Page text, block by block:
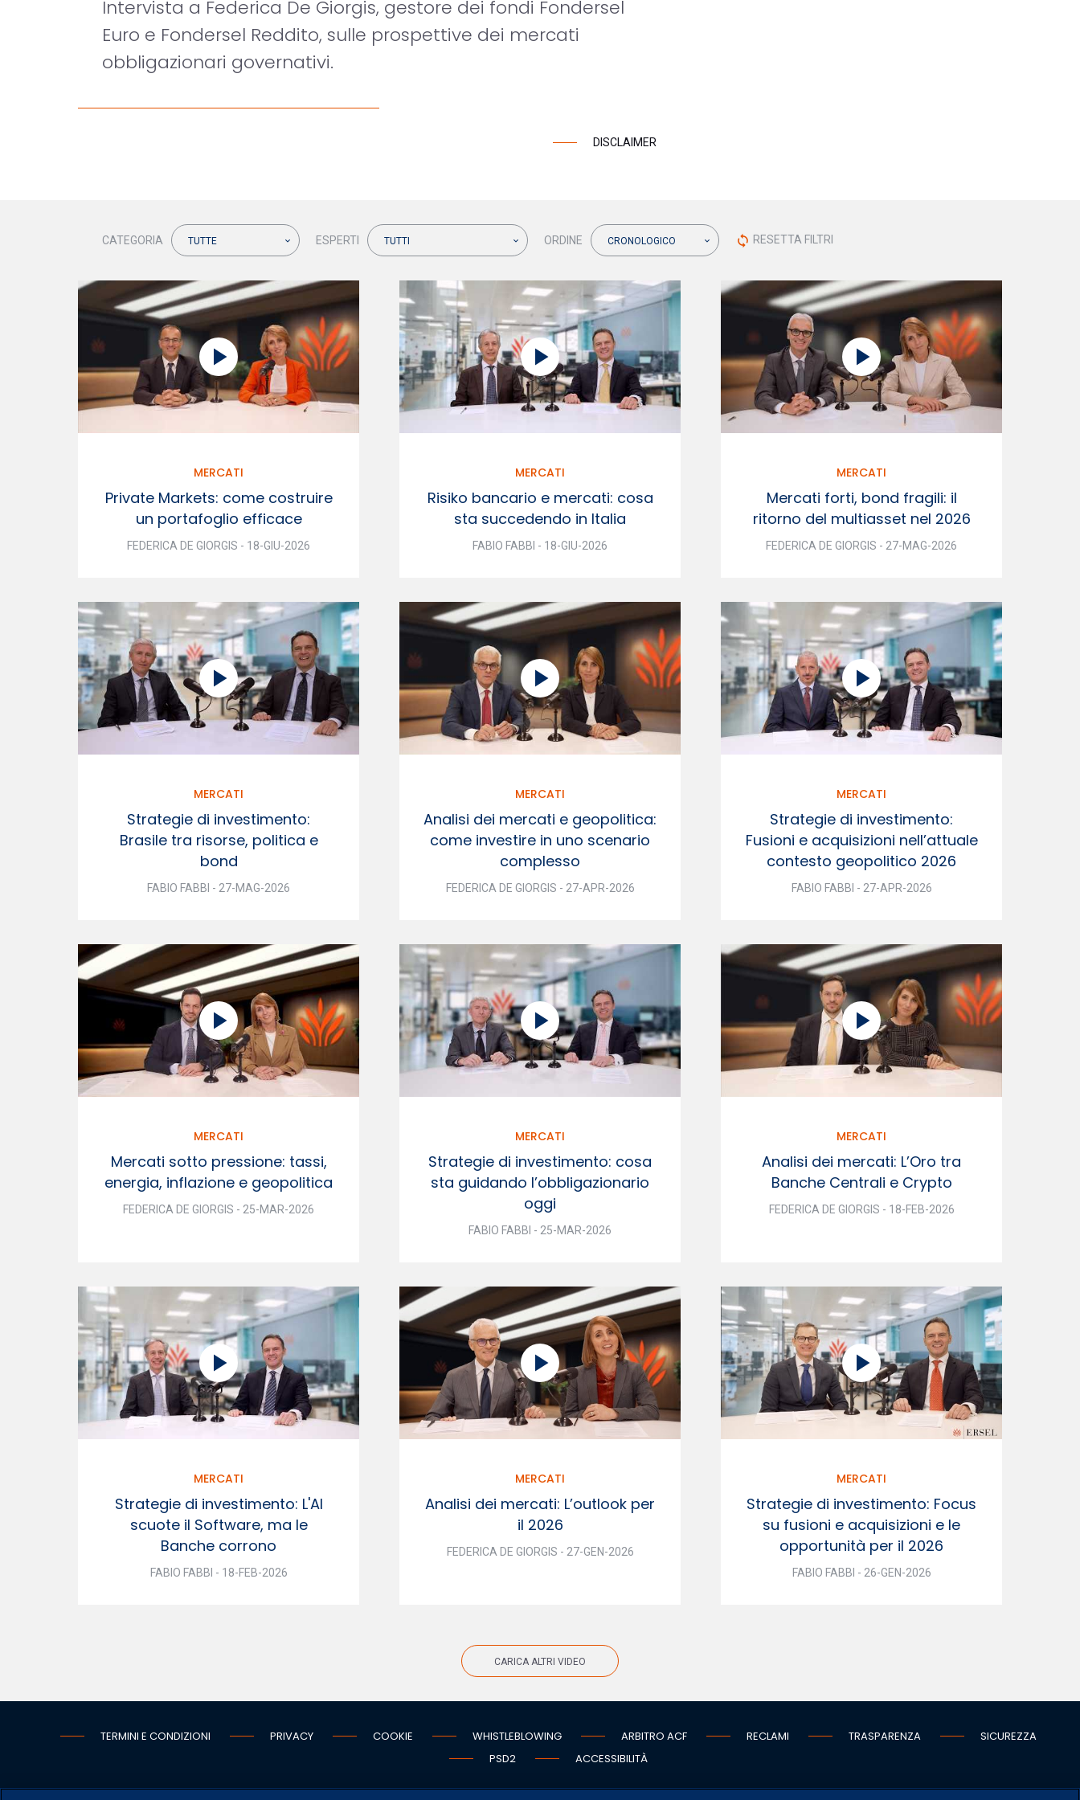
Intervista a Federica De Giorgis, gestore dei fondi Fondersel
Euro e Fondersel Reddito, sulle prospettive dei mercati
obbligazionari governativi.
DISCLAIMER
CATEGORIA TUTTE ESPERTI TUTTI ORDINE CRONOLOGICO sync RESETTA FILTRI
MERCATI
Private Markets: come costruire
un portafoglio efficace
FEDERICA DE GIORGIS - 18-GIU-2026
MERCATI
Risiko bancario e mercati: cosa
sta succedendo in Italia
FABIO FABBI - 18-GIU-2026
MERCATI
Mercati forti, bond fragili: il
ritorno del multiasset nel 2026
FEDERICA DE GIORGIS - 27-MAG-2026
MERCATI
Strategie di investimento:
Brasile tra risorse, politica e
bond
FABIO FABBI - 27-MAG-2026
MERCATI
Analisi dei mercati e geopolitica:
come investire in uno scenario
complesso
FEDERICA DE GIORGIS - 27-APR-2026
MERCATI
Strategie di investimento:
Fusioni e acquisizioni nell’attuale
contesto geopolitico 2026
FABIO FABBI - 27-APR-2026
MERCATI
Mercati sotto pressione: tassi,
energia, inflazione e geopolitica
FEDERICA DE GIORGIS - 25-MAR-2026
MERCATI
Strategie di investimento: cosa
sta guidando l’obbligazionario
oggi
FABIO FABBI - 25-MAR-2026
MERCATI
Analisi dei mercati: L’Oro tra
Banche Centrali e Crypto
FEDERICA DE GIORGIS - 18-FEB-2026
MERCATI
Strategie di investimento: L'AI
scuote il Software, ma le
Banche corrono
FABIO FABBI - 18-FEB-2026
MERCATI
Analisi dei mercati: L’outlook per
il 2026
FEDERICA DE GIORGIS - 27-GEN-2026
MERCATI
Strategie di investimento: Focus
su fusioni e acquisizioni e le
opportunità per il 2026
FABIO FABBI - 26-GEN-2026
CARICA ALTRI VIDEO
TERMINI E CONDIZIONI PRIVACY COOKIE WHISTLEBLOWING ARBITRO ACF RECLAMI TRASPARENZA
SICUREZZA
PSD2
ACCESSIBILITÀ